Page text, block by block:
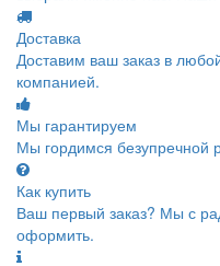
Доставка
Доставим ваш заказ в
компанией.
Мы гарантируем
Мы гордимся безупречной
Как купить
Ваш первый заказ? Мы с
оформить.